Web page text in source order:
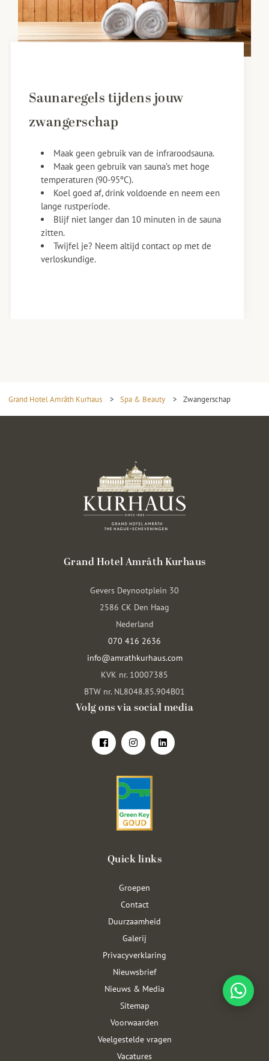
Saunaregels tijdens jouw
zwangerschap
Maak geen gebruik van de infraroodsauna.
Maak geen gebruik van sauna’s met hoge
temperaturen (90-95ºC).
Koel goed af, drink voldoende en neem een
lange rustperiode.
Blijf niet langer dan 10 minuten in de sauna
zitten.
Twijfel je? Neem altijd contact op met de
verloskundige.
Grand Hotel Amrâth Kurhaus > Spa & Beauty > Zwangerschap
Grand Hotel Amrâth Kurhaus
Gevers Deynootplein 30
2586 CK Den Haag
Nederland
070 416 2636
info@amrathkurhaus.com
KVK nr. 10007385
BTW nr. NL8048.85.904B01
Volg ons via social media
Quick links
Groepen
Contact
Duurzaamheid
Galerij
Privacyverklaring
Nieuwsbrief
Nieuws & Media
Sitemap
Voorwaarden
Veelgestelde vragen
Vacatures